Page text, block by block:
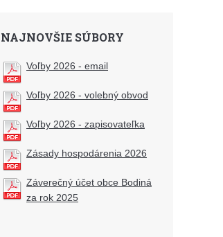
NAJNOVŠIE SÚBORY
Voľby 2026 - email
Voľby 2026 - volebný obvod
Voľby 2026 - zapisovateľka
Zásady hospodárenia 2026
Záverečný účet obce Bodiná
za rok 2025